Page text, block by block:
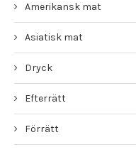
Amerikansk mat
Asiatisk mat
Dryck
Efterrätt
Förrätt